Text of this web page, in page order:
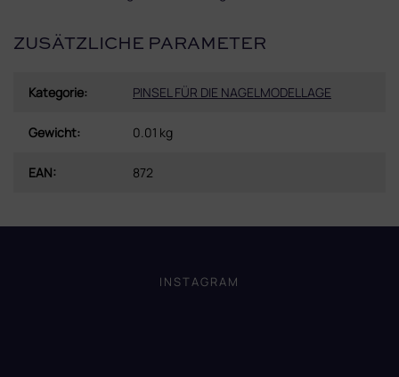
ZUSÄTZLICHE PARAMETER
Kategorie: PINSEL FÜR DIE NAGELMODELLAGE
Gewicht: 0.01 kg
EAN: 872
INSTAGRAM